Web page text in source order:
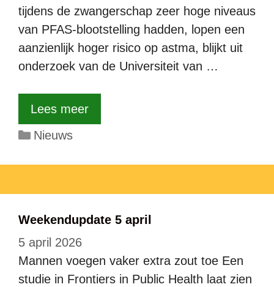
tijdens de zwangerschap zeer hoge niveaus
van PFAS-blootstelling hadden, lopen een
aanzienlijk hoger risico op astma, blijkt uit
onderzoek van de Universiteit van …
Lees meer
Categorieën
Nieuws
Weekendupdate 5 april
5 april 2026
Mannen voegen vaker extra zout toe Een
studie in Frontiers in Public Health laat zien